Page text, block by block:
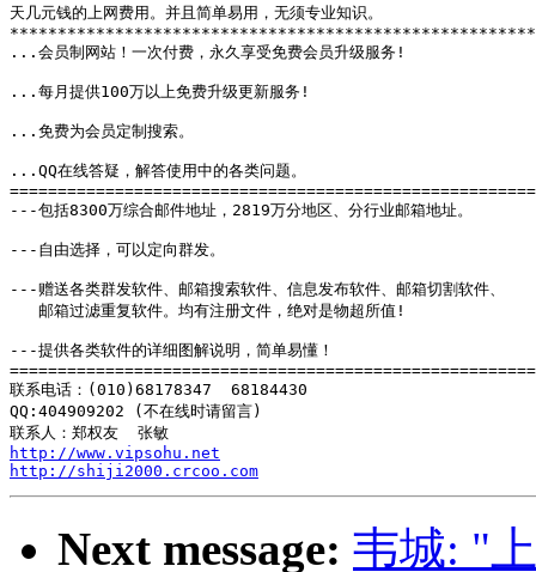
天几元钱的上网费用。并且简单易用，无须专业知识。
...会员制网站！一次付费，永久享受免费会员升级服务!
...每月提供100万以上免费升级更新服务!
...免费为会员定制搜索。
...QQ在线答疑，解答使用中的各类问题。
---包括8300万综合邮件地址，2819万分地区、分行业邮箱地址。
---自由选择，可以定向群发。
---赠送各类群发软件、邮箱搜索软件、信息发布软件、邮箱切割软件、
   邮箱过滤重复软件。均有注册文件，绝对是物超所值!
---提供各类软件的详细图解说明，简单易懂！
联系电话：(010)68178347  68184430
QQ:404909202 (不在线时请留言)
http://www.vipsohu.net
http://shiji2000.crcoo.com
Next message: 韦城: "